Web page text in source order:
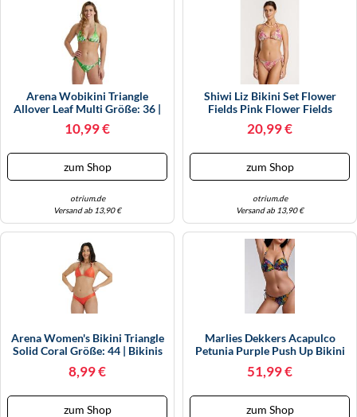
KINDERSCHUHE
LAUFSCHUHE
OUTDOOR-SCHUHE
PANTOLETTEN
SANDALEN
SCHUHZUBEHÖR
SNEAKERS
STIEFEL
STIEFELETTEN
TREKKINGSANDALEN
STRANDTASCHEN
TASCHEN-ZUBEHÖR
Arena Wobikini Triangle
Allover Leaf Multi Größe: 36 |
Bikinis Outlet | Damen
10,99 €
zum Shop
otrium.de
Versand ab 13,90 €
Shiwi Liz Bikini Set Flower
Fields Pink Flower Fields
Größe: 44 | Bikinis Outlet |
Damen | Rosa
20,99 €
zum Shop
otrium.de
Versand ab 13,90 €
Arena Women's Bikini Triangle
Solid Coral Größe: 44 | Bikinis
8,99 €
zum Shop
Marlies Dekkers Acapulco
Petunia Purple Push Up Bikini
| Damen | Violett
51,99 €
zum Shop